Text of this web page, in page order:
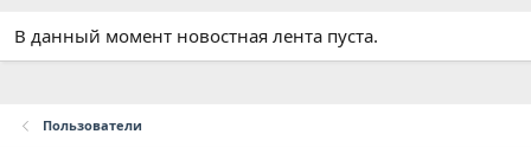
В данный момент новостная лента пуста.
Пользователи